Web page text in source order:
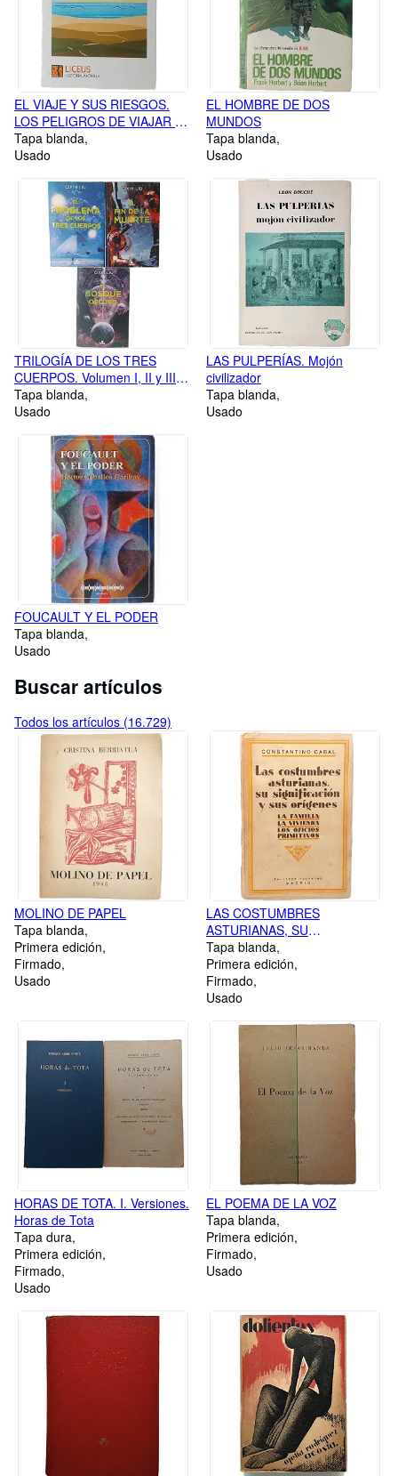
EL VIAJE Y SUS RIESGOS.
LOS PELIGROS DE VIAJAR EN
EL MUNDO GRECO-ROMANO
Tapa blanda
Usado
EL HOMBRE DE DOS
MUNDOS
Tapa blanda
Usado
TRILOGÍA DE LOS TRES
CUERPOS. Volumen I, II y III
(Completa)
Tapa blanda
Usado
LAS PULPERÍAS. Mojón
civilizador
Tapa blanda
Usado
FOUCAULT Y EL PODER
Tapa blanda
Usado
Buscar artículos
Todos los artículos (16.729)
MOLINO DE PAPEL
Tapa blanda
Primera edición
Firmado
Usado
LAS COSTUMBRES
ASTURIANAS, SU
SIGNIFICACIÓN Y SUS
ORÍGENES. La Familia. La
Vivienda. Los Oficios Primitivos
Tapa blanda
Primera edición
Firmado
Usado
HORAS DE TOTA. I. Versiones.
Horas de Tota
Tapa dura
Primera edición
Firmado
Usado
EL POEMA DE LA VOZ
Tapa blanda
Primera edición
Firmado
Usado